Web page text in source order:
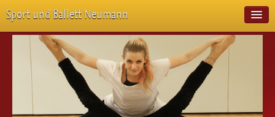
Sport und Ballett Neumann
Start
Neuigkeiten
Über Uns
Veranstaltungen